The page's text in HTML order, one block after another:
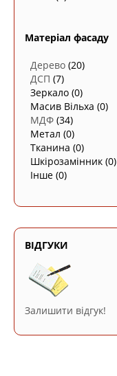
Матеріал фасаду
Дерево (20)
ДСП (7)
Зеркало (0)
Масив Вільха (0)
МДФ (34)
Метал (0)
Тканина (0)
Шкірозамінник (0)
Інше (0)
ВІДГУКИ
Залишити відгук!